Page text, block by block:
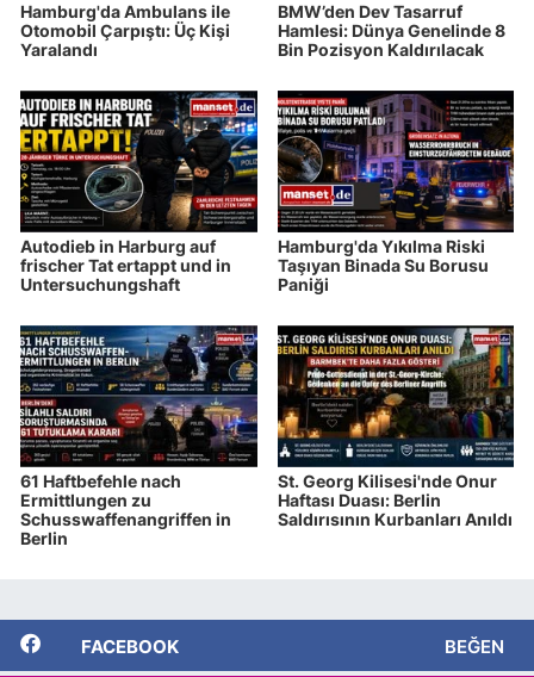
Hamburg'da Ambulans ile
Otomobil Çarpıştı: Üç Kişi
Yaralandı
BMW’den Dev Tasarruf
Hamlesi: Dünya Genelinde 8
Bin Pozisyon Kaldırılacak
Autodieb in Harburg auf
frischer Tat ertappt und in
Untersuchungshaft
Hamburg'da Yıkılma Riski
Taşıyan Binada Su Borusu
Paniği
61 Haftbefehle nach
Ermittlungen zu
Schusswaffenangriffen in
Berlin
St. Georg Kilisesi'nde Onur
Haftası Duası: Berlin
Saldırısının Kurbanları Anıldı
FACEBOOK BEĞEN